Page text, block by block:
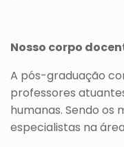
Nosso corpo
A pós-graduação
professores
humanas. Sendo os
especialistas na